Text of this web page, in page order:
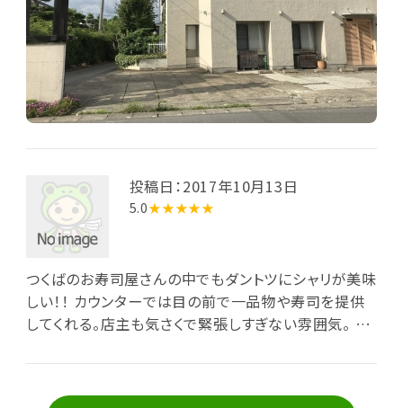
投稿日：2017年10月13日
5.0★★★★★
つくばのお寿司屋さんの中でもダントツにシャリが美味
しい！！ カウンターでは目の前で一品物や寿司を提供
してくれる。店主も気さくで緊張しすぎない雰囲気。 寿
味わっていただきたいお寿司屋さん。